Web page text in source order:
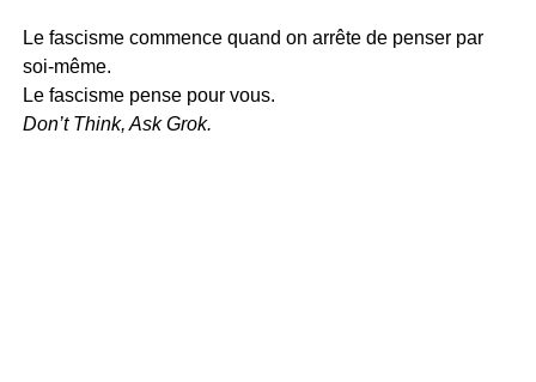
Le fascisme commence quand on arrête de penser par
soi-même.
Le fascisme pense pour vous.
Don’t Think, Ask Grok.